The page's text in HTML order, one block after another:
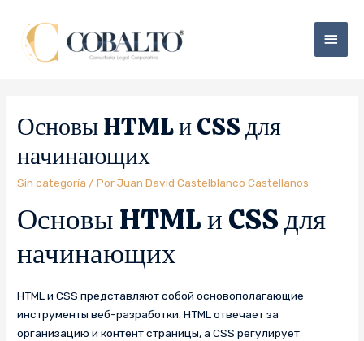
Основы HTML и CSS для
начинающих
Sin categoría / PorJuan David Castelblanco Castellanos
Основы HTML и CSS для
начинающих
HTML и CSS представляют собой основополагающие
инструменты веб-разработки. HTML отвечает за
организацию и контент страницы, а CSS регулирует